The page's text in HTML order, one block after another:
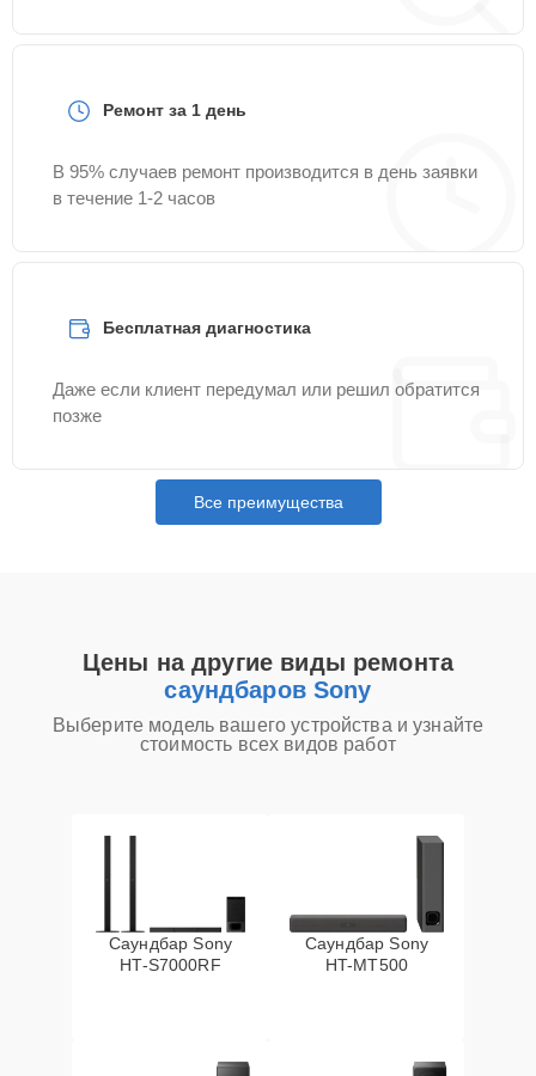
Ремонт за 1 день
В 95% случаев ремонт производится в день заявки
в течение 1-2 часов
Бесплатная диагностика
Даже если клиент передумал или решил обратится
позже
Все преимущества
Цены на другие виды ремонта
саундбаров Sony
Выберите модель вашего устройства и узнайте
стоимость всех видов работ
Саундбар Sony
HT-S7000RF
Саундбар Sony
HT-MT500